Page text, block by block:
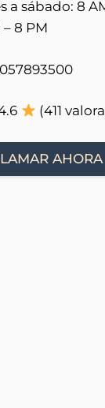
a sábado: 8
8 PM
(411
AHORA